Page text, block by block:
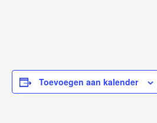
Toevoegen aan kalender